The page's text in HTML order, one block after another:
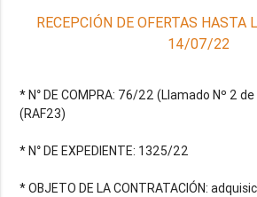
RECEPCIÓN DE OFERTAS HASTA
14/07/22
* N° DE COMPRA: 76/22 (Llamado Nº 2
(RAF23)
* N° DE EXPEDIENTE: 1325/22
* OBJETO DE LA CONTRATACIÓN: